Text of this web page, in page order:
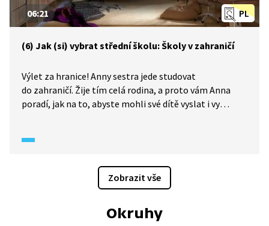
PL
06:21
(6) Jak (si) vybrat střední školu: Školy v zahraničí
Výlet za hranice! Anny sestra jede studovat
do zahraničí. Žije tím celá rodina, a proto vám Anna
poradí, jak na to, abyste mohli své dítě vyslat i vy
Zobrazit vše
Okruhy